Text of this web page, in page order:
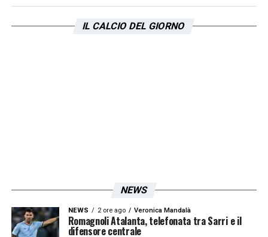
sportivo diFormello, partecipando anche ai
test atletici e fisici previsti dal protocollo
LA PLAYLIST DELLE NOSTRE TOP NEWS
IL CALCIO DEL GIORNO
NEWS
NEWS 2 ore ago Veronica Mandalà
Romagnoli Atalanta, telefonata tra Sarri e il
difensore centrale